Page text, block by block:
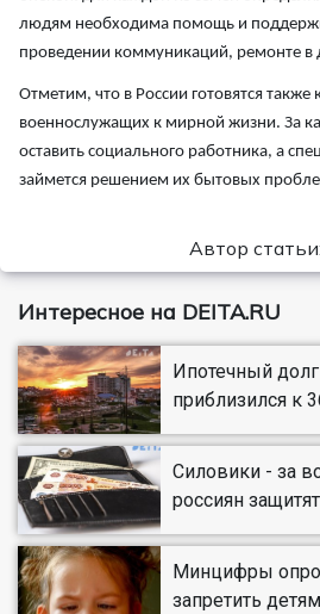
людям необходима помощь и
проведении коммуникаций, ремонте в
Отметим, что в России готовятся
военнослужащих к мирной жизни. За
оставить социального работника, а
займется решением их бытовых
Автор
Интересное на DEITA.RU
Ипотечный
приблизился к
Силовики - за
россиян
Минцифры
запретить